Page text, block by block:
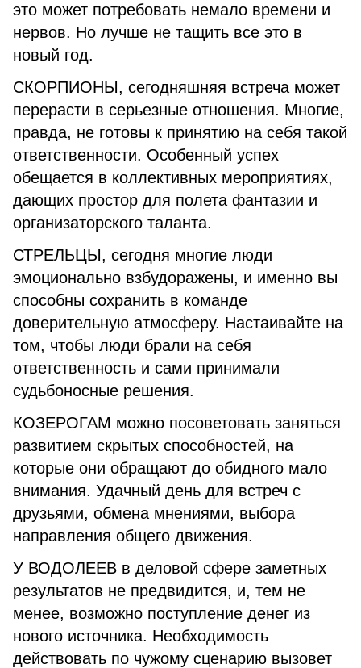
это может потребовать немало времени и
нервов. Но лучше не тащить все это в
новый год.
СКОРПИОНЫ, сегодняшняя встреча может
перерасти в серьезные отношения. Многие,
правда, не готовы к принятию на себя такой
ответственности. Особенный успех
обещается в коллективных мероприятиях,
дающих простор для полета фантазии и
организаторского таланта.
СТРЕЛЬЦЫ, сегодня многие люди
эмоционально взбудоражены, и именно вы
способны сохранить в команде
доверительную атмосферу. Настаивайте на
том, чтобы люди брали на себя
ответственность и сами принимали
судьбоносные решения.
КОЗЕРОГАМ можно посоветовать заняться
развитием скрытых способностей, на
которые они обращают до обидного мало
внимания. Удачный день для встреч с
друзьями, обмена мнениями, выбора
направления общего движения.
У ВОДОЛЕЕВ в деловой сфере заметных
результатов не предвидится, и, тем не
менее, возможно поступление денег из
нового источника. Необходимость
действовать по чужому сценарию вызовет